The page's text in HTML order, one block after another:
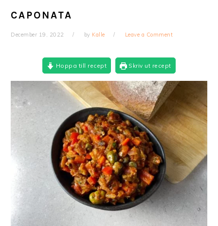
CAPONATA
December 19, 2022 by Kalle Leave a Comment
Hoppa till recept Skriv ut recept